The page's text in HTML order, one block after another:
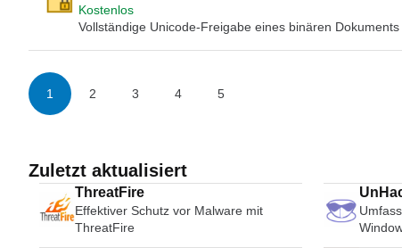
Kostenlos
Vollständige Unicode-Freigabe eines binären
1 2 3 4 5
Zuletzt aktualisiert
ThreatFire
Effektiver Schutz vor Malware mit
ThreatFire